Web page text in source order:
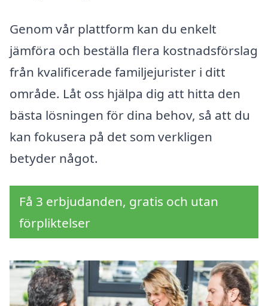
Genom vår plattform kan du enkelt
jämföra och beställa flera kostnadsförslag
från kvalificerade familjejurister i ditt
område. Låt oss hjälpa dig att hitta den
bästa lösningen för dina behov, så att du
kan fokusera på det som verkligen
betyder något.
Få 3 erbjudanden, gratis och utan
förpliktelser